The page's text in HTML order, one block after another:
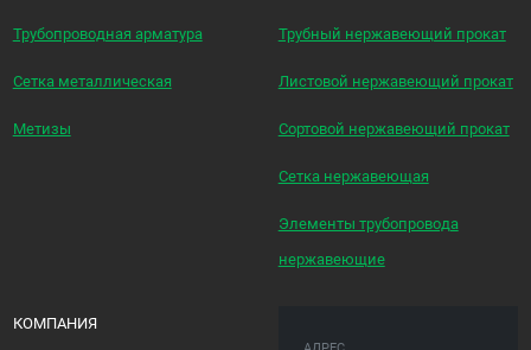
Трубопроводная арматура
Сетка металлическая
Метизы
Трубный нержавеющий прокат
Листовой нержавеющий прокат
Сортовой нержавеющий прокат
Сетка нержавеющая
Элементы трубопровода
нержавеющие
КОМПАНИЯ